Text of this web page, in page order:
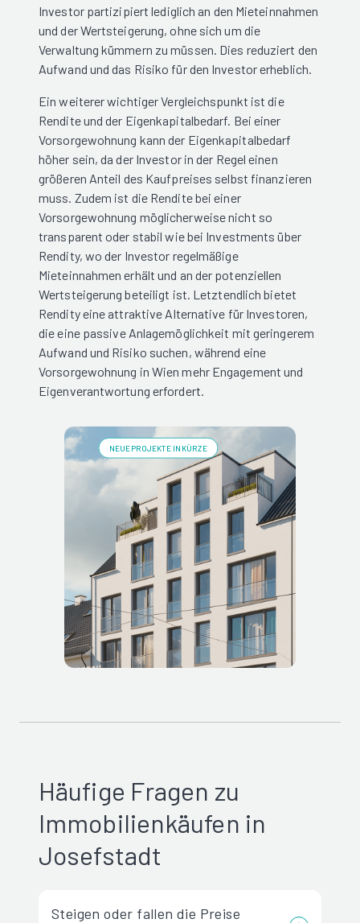
Investor partizipiert lediglich an den Mieteinnahmen
und der Wertsteigerung, ohne sich um die
Verwaltung kümmern zu müssen. Dies reduziert den
Aufwand und das Risiko für den Investor erheblich.
Ein weiterer wichtiger Vergleichspunkt ist die
Rendite und der Eigenkapitalbedarf. Bei einer
Vorsorgewohnung kann der Eigenkapitalbedarf
höher sein, da der Investor in der Regel einen
größeren Anteil des Kaufpreises selbst finanzieren
muss. Zudem ist die Rendite bei einer
Vorsorgewohnung möglicherweise nicht so
transparent oder stabil wie bei Investments über
Rendity, wo der Investor regelmäßige
Mieteinnahmen erhält und an der potenziellen
Wertsteigerung beteiligt ist. Letztendlich bietet
Rendity eine attraktive Alternative für Investoren,
die eine passive Anlagemöglichkeit mit geringerem
Aufwand und Risiko suchen, während eine
Vorsorgewohnung in Wien mehr Engagement und
Eigenverantwortung erfordert.
NEUE PROJEKTE IN KÜRZE
Häufige Fragen zu
Immobilienkäufen in
Josefstadt
Steigen oder fallen die Preise